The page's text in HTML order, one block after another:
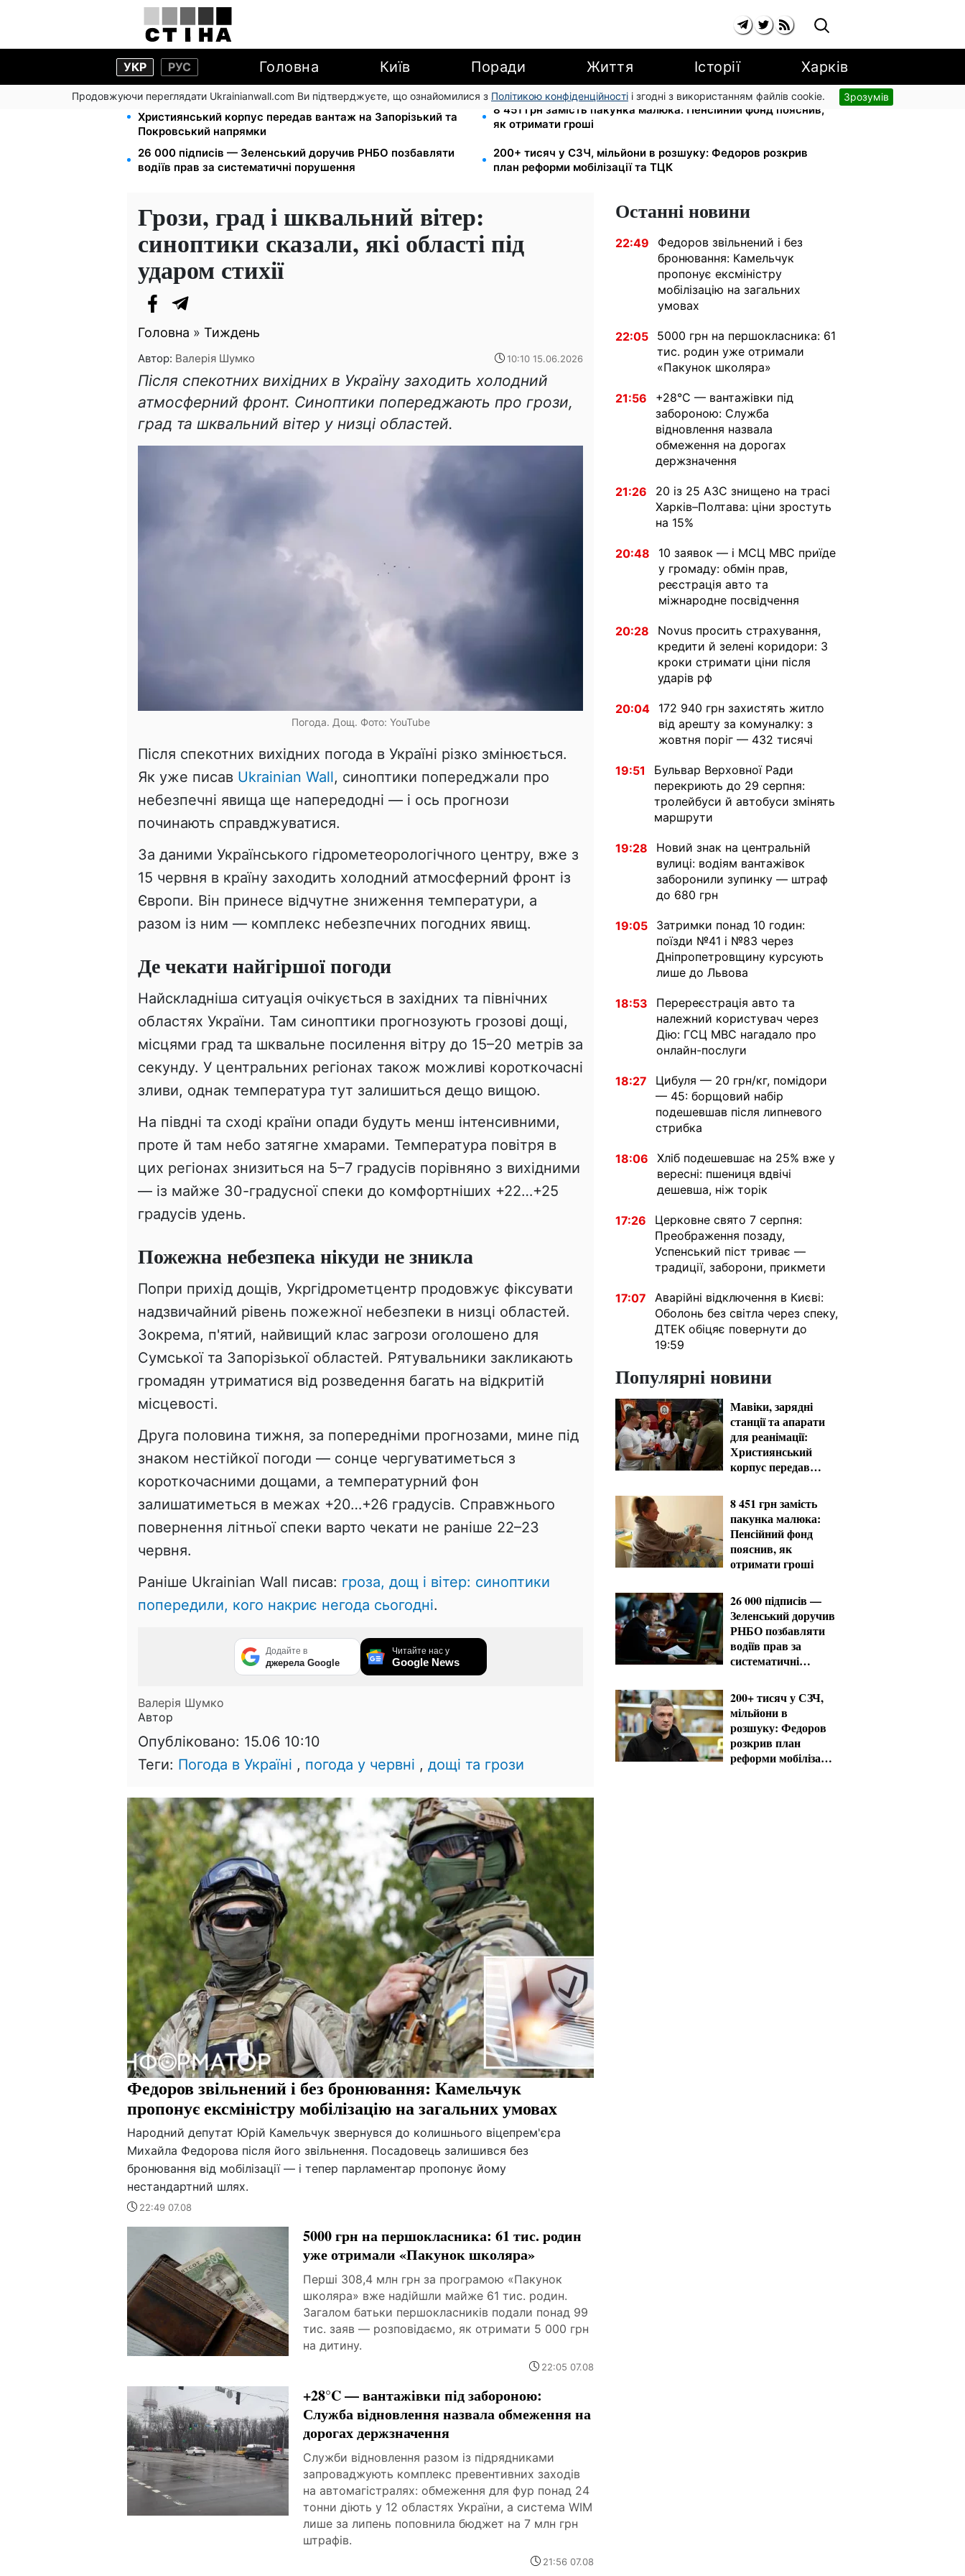
УКР РУС Головна Київ Поради Життя Історії Харків
Продовжуючи переглядати Ukrainianwall.com Ви підтверджуєте, що ознайомилися з Політикою конфіденційності і згодні з використанням файлів cookie. Зрозумів
Мавіки, зарядні станції та апарати для реанімації:
Християнський корпус передав вантаж на Запорізький та
Покровський напрямки
8 451 грн замість пакунка малюка: Пенсійний фонд пояснив,
як отримати гроші
26 000 підписів — Зеленський доручив РНБО позбавляти
водіїв прав за систематичні порушення
200+ тисяч у СЗЧ, мільйони в розшуку: Федоров розкрив
план реформи мобілізації та ТЦК
Грози, град і шквальний вітер:
синоптики сказали, які області під
ударом стихії
Головна » Тиждень
Автор: Валерія Шумко 10:10 15.06.2026
Після спекотних вихідних в Україну заходить холодний
атмосферний фронт. Синоптики попереджають про грози,
град та шквальний вітер у низці областей.
Погода. Дощ. Фото: YouTube
Після спекотних вихідних погода в Україні різко змінюється.
Як уже писав Ukrainian Wall, синоптики попереджали про
небезпечні явища ще напередодні — і ось прогнози
починають справджуватися.
За даними Українського гідрометеорологічного центру, вже з
15 червня в країну заходить холодний атмосферний фронт із
Європи. Він принесе відчутне зниження температури, а
разом із ним — комплекс небезпечних погодних явищ.
Де чекати найгіршої погоди
Найскладніша ситуація очікується в західних та північних
областях України. Там синоптики прогнозують грозові дощі,
місцями град та шквальне посилення вітру до 15–20 метрів за
секунду. У центральних регіонах також можливі короткочасні
зливи, однак температура тут залишиться дещо вищою.
На півдні та сході країни опади будуть менш інтенсивними,
проте й там небо затягне хмарами. Температура повітря в
цих регіонах знизиться на 5–7 градусів порівняно з вихідними
— із майже 30-градусної спеки до комфортніших +22…+25
градусів удень.
Пожежна небезпека нікуди не зникла
Попри прихід дощів, Укргідрометцентр продовжує фіксувати
надзвичайний рівень пожежної небезпеки в низці областей.
Зокрема, п'ятий, найвищий клас загрози оголошено для
Сумської та Запорізької областей. Рятувальники закликають
громадян утриматися від розведення багать на відкритій
місцевості.
Друга половина тижня, за попередніми прогнозами, мине під
знаком нестійкої погоди — сонце чергуватиметься з
короткочасними дощами, а температурний фон
залишатиметься в межах +20…+26 градусів. Справжнього
повернення літньої спеки варто чекати не раніше 22–23
червня.
Раніше Ukrainian Wall писав: гроза, дощ і вітер: синоптики
попередили, кого накриє негода сьогодні.
Додайте в
джерела Google
Читайте нас у
Google News
Валерія Шумко
Автор
Опубліковано: 15.06 10:10
Теги: Погода в Україні , погода у червні , дощі та грози
Федоров звільнений і без бронювання: Камельчук
пропонує ексміністру мобілізацію на загальних умовах
Народний депутат Юрій Камельчук звернувся до колишнього віцепрем'єра
Михайла Федорова після його звільнення. Посадовець залишився без
бронювання від мобілізації — і тепер парламентар пропонує йому
нестандартний шлях.
22:49 07.08
5000 грн на першокласника: 61 тис. родин
уже отримали «Пакунок школяра»
Перші 308,4 млн грн за програмою «Пакунок
школяра» вже надійшли майже 61 тис. родин.
Загалом батьки першокласників подали понад 99
тис. заяв — розповідаємо, як отримати 5 000 грн
на дитину.
22:05 07.08
+28°C — вантажівки під забороною:
Служба відновлення назвала обмеження на
дорогах держзначення
Служби відновлення разом із підрядниками
запроваджують комплекс превентивних заходів
на автомагістралях: обмеження для фур понад 24
тонни діють у 12 областях України, а система WIM
лише за липень поповнила бюджет на 7 млн грн
штрафів.
21:56 07.08
Останні новини
22:49
Федоров звільнений і без
бронювання: Камельчук
пропонує ексміністру
мобілізацію на загальних
умовах
22:05
5000 грн на першокласника: 61
тис. родин уже отримали
«Пакунок школяра»
21:56
+28°C — вантажівки під
забороною: Служба
відновлення назвала
обмеження на дорогах
держзначення
21:26
20 із 25 АЗС знищено на трасі
Харків–Полтава: ціни зростуть
на 15%
20:48
10 заявок — і МСЦ МВС приїде
у громаду: обмін прав,
реєстрація авто та
міжнародне посвідчення
20:28
Novus просить страхування,
кредити й зелені коридори: 3
кроки стримати ціни після
ударів рф
20:04
172 940 грн захистять житло
від арешту за комуналку: з
жовтня поріг — 432 тисячі
19:51
Бульвар Верховної Ради
перекриють до 29 серпня:
тролейбуси й автобуси змінять
маршрути
19:28
Новий знак на центральній
вулиці: водіям вантажівок
заборонили зупинку — штраф
до 680 грн
19:05
Затримки понад 10 годин:
поїзди №41 і №83 через
Дніпропетровщину курсують
лише до Львова
18:53
Перереєстрація авто та
належний користувач через
Дію: ГСЦ МВС нагадало про
онлайн-послуги
18:27
Цибуля — 20 грн/кг, помідори
— 45: борщовий набір
подешевшав після липневого
стрибка
18:06
Хліб подешевшає на 25% вже у
вересні: пшениця вдвічі
дешевша, ніж торік
17:26
Церковне свято 7 серпня:
Преображення позаду,
Успенський піст триває —
традиції, заборони, прикмети
17:07
Аварійні відключення в Києві:
Оболонь без світла через спеку,
ДТЕК обіцяє повернути до
19:59
Популярні новини
Мавіки, зарядні
станції та апарати
для реанімації:
Християнський
корпус передав
Запорізький та
Покровський
напрямки
8 451 грн замість
пакунка малюка:
Пенсійний фонд
пояснив, як
отримати гроші
26 000 підписів —
Зеленський доручив
РНБО позбавляти
водіїв прав за
систематичні
200+ тисяч у СЗЧ,
мільйони в
розшуку: Федоров
розкрив план
реформи мобілізації